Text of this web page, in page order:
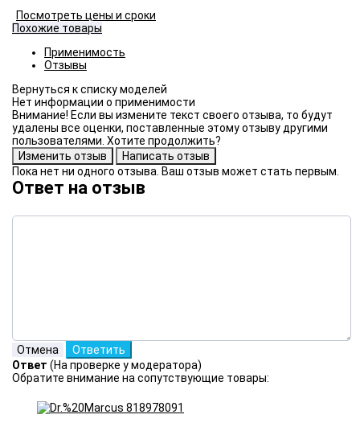
Посмотреть цены и сроки
Похожие товары
Применимость
Отзывы
Нет информации о применимости
Внимание! Если вы измените текст своего отзыва, то будут
удалены все оценки, поставленные этому отзыву другими
пользователями. Хотите продолжить?
Пока нет ни одного отзыва. Ваш отзыв может стать первым.
Ответ на отзыв
Ответ (На проверке у модератора)
Обратите внимание на сопутствующие товары: